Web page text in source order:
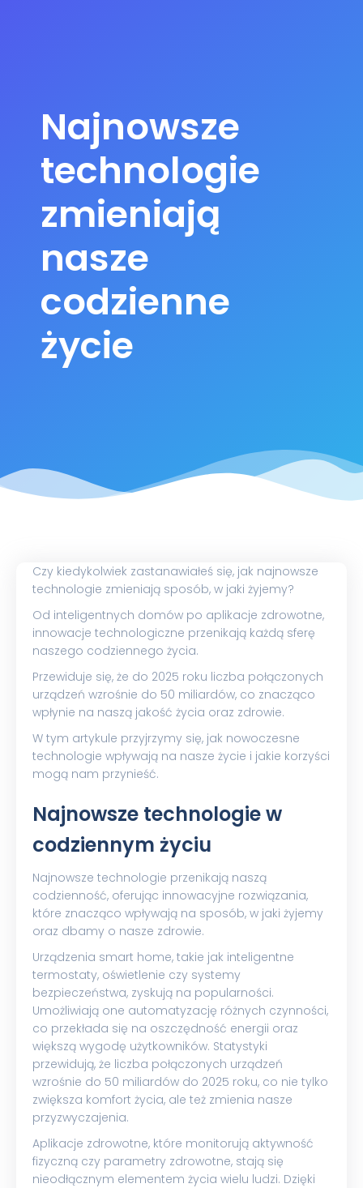
Najnowsze
technologie
zmieniają
nasze
codzienne
życie
Czy kiedykolwiek zastanawiałeś się, jak najnowsze
technologie zmieniają sposób, w jaki żyjemy?
Od inteligentnych domów po aplikacje zdrowotne,
innowacje technologiczne przenikają każdą sferę
naszego codziennego życia.
Przewiduje się, że do 2025 roku liczba połączonych
urządzeń wzrośnie do 50 miliardów, co znacząco
wpłynie na naszą jakość życia oraz zdrowie.
W tym artykule przyjrzymy się, jak nowoczesne
technologie wpływają na nasze życie i jakie korzyści
mogą nam przynieść.
Najnowsze technologie w
codziennym życiu
Najnowsze technologie przenikają naszą
codzienność, oferując innowacyjne rozwiązania,
które znacząco wpływają na sposób, w jaki żyjemy
oraz dbamy o nasze zdrowie.
Urządzenia smart home, takie jak inteligentne
termostaty, oświetlenie czy systemy
bezpieczeństwa, zyskują na popularności.
Umożliwiają one automatyzację różnych czynności,
co przekłada się na oszczędność energii oraz
większą wygodę użytkowników. Statystyki
przewidują, że liczba połączonych urządzeń
wzrośnie do 50 miliardów do 2025 roku, co nie tylko
zwiększa komfort życia, ale też zmienia nasze
przyzwyczajenia.
Aplikacje zdrowotne, które monitorują aktywność
fizyczną czy parametry zdrowotne, stają się
nieodłącznym elementem życia wielu ludzi. Dzięki